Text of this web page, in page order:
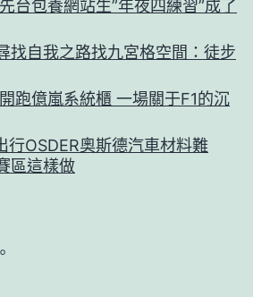
台包養網站生”年夜四練習”成了
找自我之路找九宮格空間：徒步
跑億嵐系統櫃 一場關于F1的沉
行OSDER奧斯德汽車材料難
區這樣做